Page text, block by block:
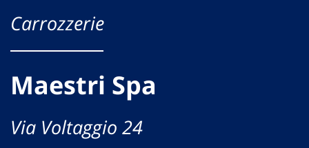
Carrozzerie
Maestri Spa
Via Voltaggio 24